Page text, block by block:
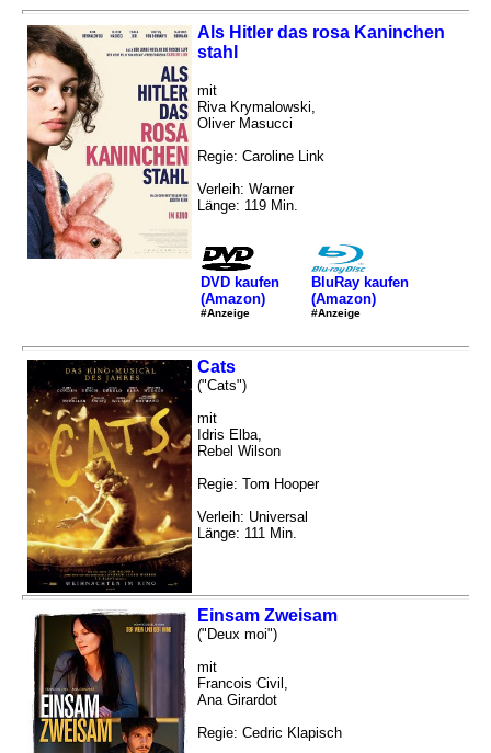
Als Hitler das rosa Kaninchen
stahl
mit
Riva Krymalowski,
Oliver Masucci
Regie: Caroline Link
Verleih: Warner
Länge: 119 Min.
DVD kaufen
(Amazon)
#Anzeige
BluRay kaufen
(Amazon)
#Anzeige
Cats
("Cats")
mit
Idris Elba,
Rebel Wilson
Regie: Tom Hooper
Verleih: Universal
Länge: 111 Min.
Einsam Zweisam
("Deux moi")
mit
Francois Civil,
Ana Girardot
Regie: Cedric Klapisch